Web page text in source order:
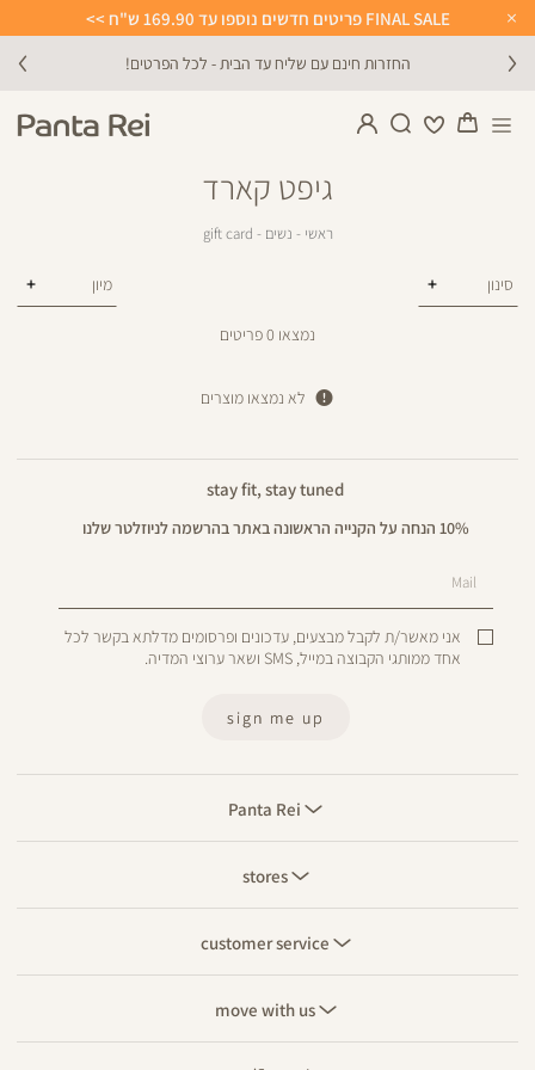
Close
Timer
FINAL SALE פריטים חדשים נוספו עד 169.90 ש"ח >>
החזרות חינם עם שליח עד הבית - לכל הפרטים!
גיפט קארד
ראשי ראשי
נשים נשים
gift card
סינון
נמצאו 0פריטים
לא נמצאו מוצרים
Rei
Panta Rei
stores
with
move with us
service
stay fit, stay tuned
10% הנחה על הקנייה הראשונה באתר בהרשמה לניוזלטר שלנו
Mail
אני מאשר/ת לקבל מבצעים, עדכונים ופרסומים מדלתא בקשר לכל
אחד ממותגי הקבוצה במייל, SMS ושאר ערוצי המדיה.
sign me up